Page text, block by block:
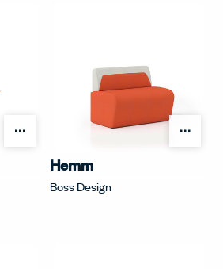
オプションを開く
Hemm
Boss Design